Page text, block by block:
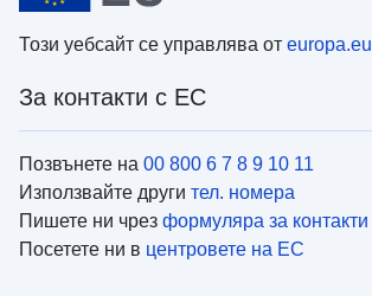
Този уебсайт се управлява от europa.eu
За контакти с ЕС
Позвънете на 00 800 6 7 8 9 10 11
Използвайте други тел. номера
Пишете ни чрез формуляра за контакти
Посетете ни в центровете на ЕС